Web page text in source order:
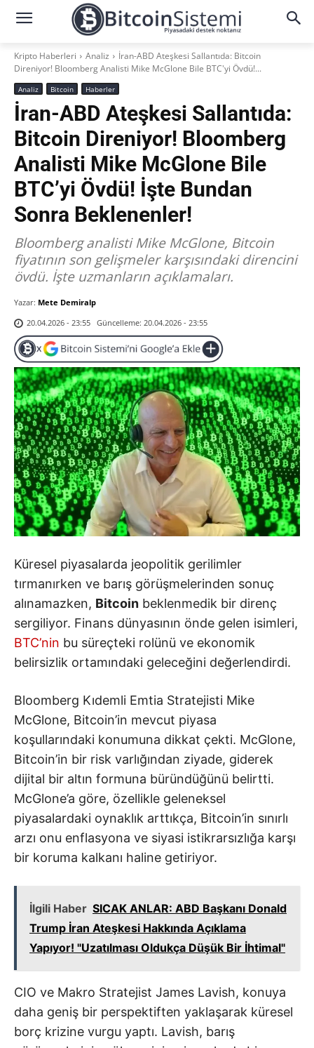
Kripto Haberleri Analiz
İran-ABD Ateşkesi Sallantıda: Bitcoin
Direniyor! Bloomberg Analisti Mike McGlone Bile BTC'yi Övdü!...
Analiz Bitcoin Haberler
İran-ABD Ateşkesi Sallantıda:
Bitcoin Direniyor! Bloomberg
Analisti Mike McGlone Bile
BTC’yi Övdü! İşte Bundan
Sonra Beklenenler!
Bloomberg analisti Mike McGlone, Bitcoin
fiyatının son gelişmeler karşısındaki direncini
övdü. İşte uzmanların açıklamaları.
Yazar: Mete Demiralp
20.04.2026 - 23:55 Güncelleme: 20.04.2026 - 23:55
Küresel piyasalarda jeopolitik gerilimler
tırmanırken ve barış görüşmelerinden sonuç
alınamazken, Bitcoin beklenmedik bir direnç
sergiliyor. Finans dünyasının önde gelen isimleri,
BTC’nin bu süreçteki rolünü ve ekonomik
belirsizlik ortamındaki geleceğini değerlendirdi.
Bloomberg Kıdemli Emtia Stratejisti Mike
McGlone, Bitcoin’in mevcut piyasa
koşullarındaki konumuna dikkat çekti. McGlone,
Bitcoin’in bir risk varlığından ziyade, giderek
dijital bir altın formuna büründüğünü belirtti.
McGlone’a göre, özellikle geleneksel
piyasalardaki oynaklık arttıkça, Bitcoin’in sınırlı
arzı onu enflasyona ve siyasi istikrarsızlığa karşı
bir koruma kalkanı haline getiriyor.
İlgili Haber SICAK ANLAR: ABD Başkanı Donald
Trump İran Ateşkesi Hakkında Açıklama
Yapıyor! "Uzatılması Oldukça Düşük Bir İhtimal"
CIO ve Makro Stratejist James Lavish, konuya
daha geniş bir perspektiften yaklaşarak küresel
borç krizine vurgu yaptı. Lavish, barış